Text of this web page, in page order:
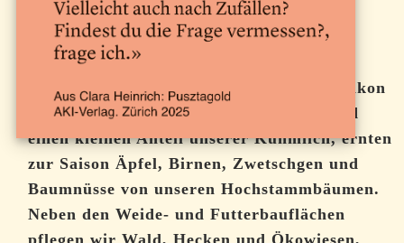
Bilder →
Wir bewirtschaften einen Biohof in Tempikon
am Baldeggersee, verarbeiten Ziegen- und
einen kleinen Anteil unserer Kuhmilch, ernten
zur Saison Äpfel, Birnen, Zwetschgen und
Baumnüsse von unseren Hochstammbäumen.
Neben den Weide- und Futterbauflächen
pflegen wir Wald, Hecken und Ökowiesen,